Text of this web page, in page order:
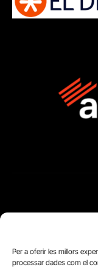
Per a oferir les millors
processar dades com el